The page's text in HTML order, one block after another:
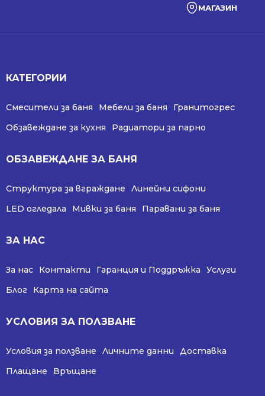
МАГАЗИН
КАТЕГОРИИ
Смесители за баня Мебели за баня
Гранитогрес
Обзавеждане за кухня
Радиатори за парно
ОБЗАВЕЖДАНЕ ЗА БАНЯ
Структура за вграждане
Линейни сифони
LED огледала
Мивки за баня Паравани за баня
ЗА НАС
За нас Контакти Гаранция и Поддръжка
Услуги
Блог
Карта на сайта
УСЛОВИЯ ЗА ПОЛЗВАНЕ
Условия за ползване Личните данни
Доставка
Плащане
Връщане